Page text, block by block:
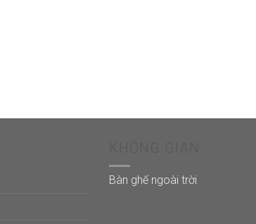
Bàn ghế ngoài trời